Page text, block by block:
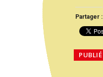
Partager :